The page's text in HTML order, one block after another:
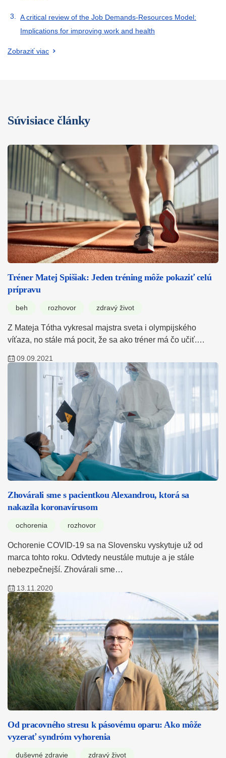
A critical review of the Job Demands-Resources Model:
Implications for improving work and health
Zobraziť viac
Súvisiace články
Tréner Matej Spišiak: Jeden tréning môže pokaziť celú
prípravu
beh rozhovor zdravý život
Z Mateja Tótha vykresal majstra sveta i olympijského
víťaza, no stále má pocit, že sa ako tréner má čo učiť.…
09.09.2021
Zhovárali sme s pacientkou Alexandrou, ktorá sa
nakazila koronavírusom
ochorenia rozhovor
Ochorenie COVID-19 sa na Slovensku vyskytuje už od
marca tohto roku. Odvtedy neustále mutuje a je stále
nebezpečnejší. Zhovárali sme…
13.11.2020
Od pracovného stresu k pásovému oparu: Ako môže
vyzerať syndróm vyhorenia
duševné zdravie zdravý život